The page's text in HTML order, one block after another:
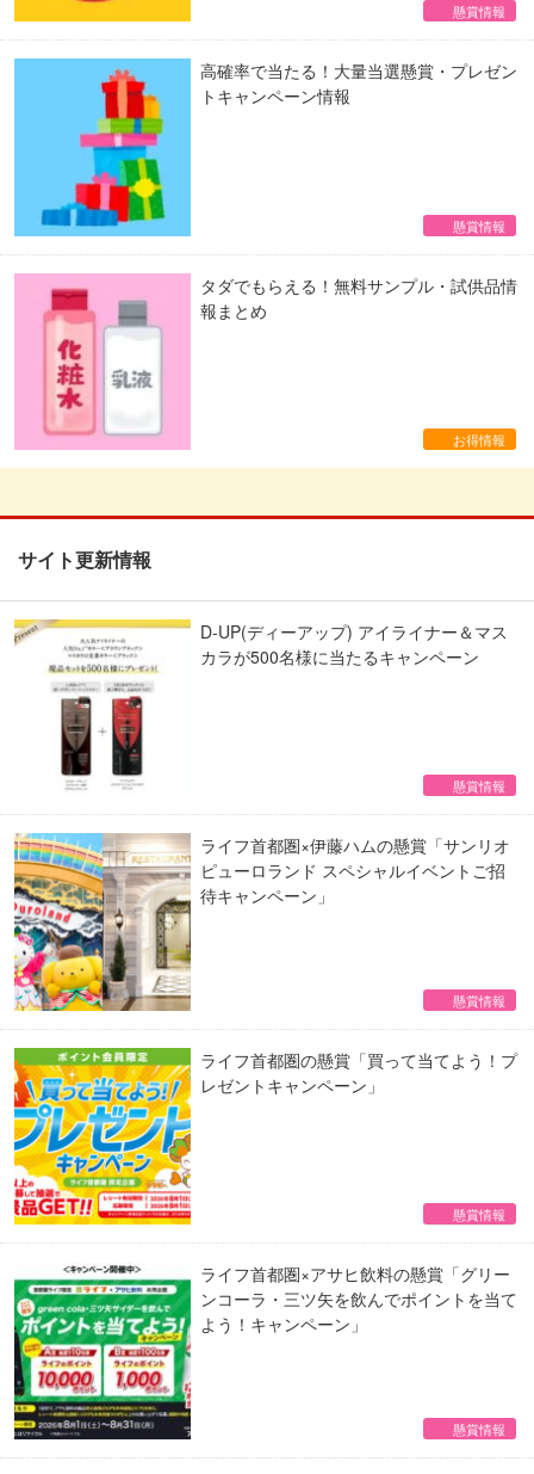
懸賞情報
高確率で当たる！大量当選懸賞・プレゼン
トキャンペーン情報
懸賞情報
タダでもらえる！無料サンプル・試供品情
報まとめ
お得情報
サイト更新情報
D-UP(ディーアップ) アイライナー＆マス
カラが500名様に当たるキャンペーン
懸賞情報
ライフ首都圏×伊藤ハムの懸賞「サンリオ
ピューロランド スペシャルイベントご招
待キャンペーン」
懸賞情報
ライフ首都圏の懸賞「買って当てよう！プ
レゼントキャンペーン」
懸賞情報
ライフ首都圏×アサヒ飲料の懸賞「グリー
ンコーラ・三ツ矢を飲んでポイントを当て
よう！キャンペーン」
懸賞情報